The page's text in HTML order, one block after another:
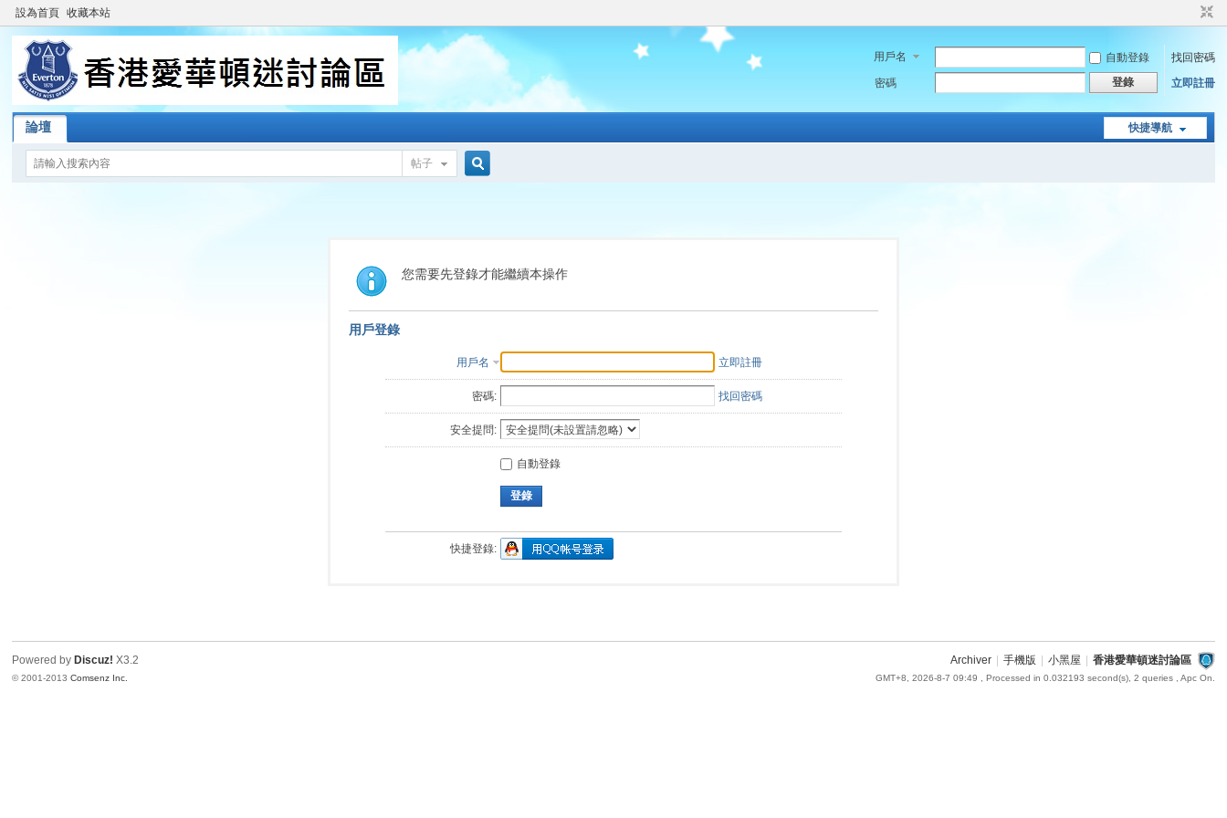
設為首頁 收藏本站
用戶名 自動登錄
找回密碼
密碼
登錄 立即註冊
快捷導航
論壇
帖子
索
您需要先登錄才能繼續本操作
用戶登錄
用戶名 立即註冊
密碼: 找回密碼
安全提問:
自動登錄
登錄
快捷登錄:
Archiver 手機版 小黑屋 香港愛華頓迷討論區
GMT+8, 2026-8-7 09:49 , Processed in 0.032193 second(s), 2 queries , Apc On.
Powered by Discuz! X3.2
© 2001-2013Comsenz Inc.